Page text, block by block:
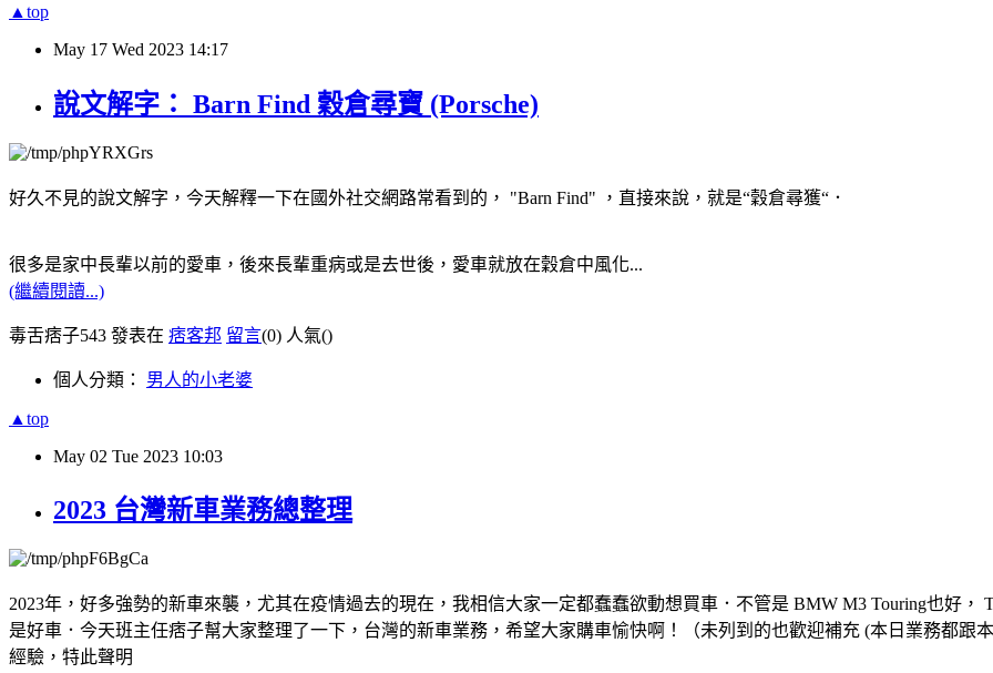
▲top
May 17 Wed 2023 14:17
說文解字： Barn Find 穀倉尋寶 (Porsche)
好久不見的說文解字，今天解釋一下在國外社交網路常看到的， "Barn Find" ，直接來說，就是“穀倉尋獲“．
很多是家中長輩以前的愛車，後來長輩重病或是去世後，愛車就放在穀倉中風化...
(繼續閱讀...)
毒舌痞子543 發表在 痞客邦 留言(0) 人氣()
個人分類： 男人的小老婆
▲top
May 02 Tue 2023 10:03
2023 台灣新車業務總整理
2023年，好多強勢的新車來襲，尤其在疫情過去的現在，我相信大家一定都蠢蠢欲動想買車．不管是 BMW M3 Touring也好，
是好車．今天班主任痞子幫大家整理了一下，台灣的新車業務，希望大家購車愉快啊！（未列到的也歡迎補充 (本日業務都跟
經驗，特此聲明